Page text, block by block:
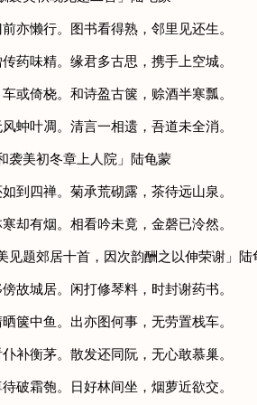
懒行。图书看得熟，邻里见还生。
味精。缘君多古思，携手上空城。
倚桡。和诗盈古箧，赊酒半寒瓢。
叶凋。清言一相遗，吾道未全消。
美初冬章上人院」陆龟蒙
四禅。菊承荒砌露，茶待远山泉。
有烟。相看吟未竟，金磬已泠然。
题郊居十首，因次韵酬之以伸荣谢」陆
城居。闲打修琴料，时封谢药书。
中鱼。出亦图何事，无劳置栈车。
衡茅。散发还同阮，无心敢慕巢。
霜匏。日好林间坐，烟萝近欲交。